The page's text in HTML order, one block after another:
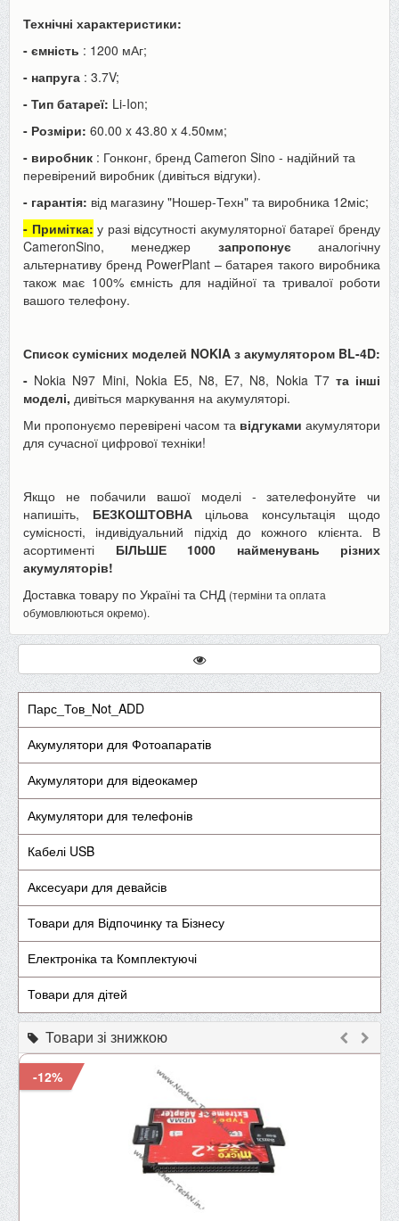
Технічні характеристики:
- ємність : 1200 мАг;
- напруга : 3.7V;
- Тип батареї: Li-Ion;
- Розміри: 60.00 x 43.80 x 4.50мм;
- виробник : Гонконг, бренд Cameron Sino - надійний та
перевірений виробник (дивіться відгуки).
- гарантія: від магазину "Ношер-Техн" та виробника 12міс;
- Примітка: у разі відсутності акумуляторної батареї бренду
CameronSino, менеджер запропонуєаналогічну
альтернативу бренд PowerPlant – батарея такого виробника
також має 100% ємність для надійної та тривалої роботи
вашого телефону.
Список сумісних моделей NOKIA з акумулятором BL-4D:
- Nokia N97 Mini, Nokia E5, N8, E7, N8, Nokia T7 та інші
моделі, дивіться маркування на акумуляторі.
Ми пропонуємо перевірені часом та відгуками акумулятори
для сучасної цифрової техніки!
Якщо не побачили вашої моделі - зателефонуйте чи
напишіть, БЕЗКОШТОВНАцільова консультація щодо
сумісності, індивідуальний підхід до кожного клієнта. В
асортименті БІЛЬШЕ 1000 найменувань різних
акумуляторів!
Доставка товару по Україні та СНД (терміни та оплата
обумовлюються окремо).
Парс_Тов_Not_ADD
Акумулятори для Фотоапаратів
Акумулятори для відеокамер
Акумулятори для телефонів
Кабелі USB
Аксесуари для девайсів
Товари для Відпочинку та Бізнесу
Електроніка та Комплектуючі
Товари для дітей
Товари зі знижкою
-12%